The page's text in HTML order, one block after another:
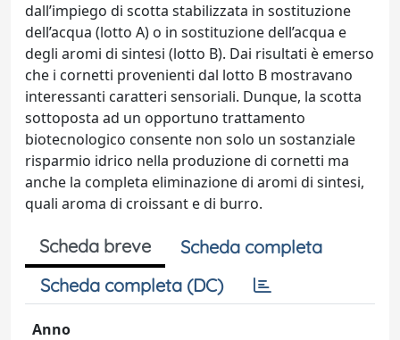
dall’impiego di scotta stabilizzata in sostituzione
dell’acqua (lotto A) o in sostituzione dell’acqua e
degli aromi di sintesi (lotto B). Dai risultati è emerso
che i cornetti provenienti dal lotto B mostravano
interessanti caratteri sensoriali. Dunque, la scotta
sottoposta ad un opportuno trattamento
biotecnologico consente non solo un sostanziale
risparmio idrico nella produzione di cornetti ma
anche la completa eliminazione di aromi di sintesi,
quali aroma di croissant e di burro.
Scheda breve
Scheda completa
Scheda completa (DC)
Anno